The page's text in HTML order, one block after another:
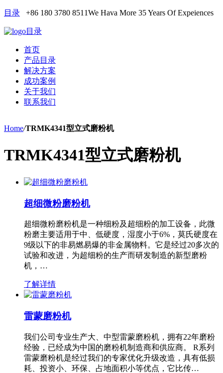
目录 +86 180 3780 8511We Hava More 35 Years Of Expeiences
目录
首页
产品目录
解决方案
成功案例
关于我们
联系我们
Home/TRMK4341型立式磨粉机
TRMK4341型立式磨粉机
超细微粉磨粉机
超细微粉磨粉机是一种细粉及超细粉的加工设备，此微
粉磨主要适用于中、低硬度，湿度小于6%，莫氏硬度在
9级以下的非易燃易爆的非金属物料。它是经过20多次的
试验和改进，为超细粉的生产而研发制造的新型磨粉
机，…
了解详情
雷蒙磨粉机
我们公司专业生产大、中型雷蒙磨粉机，拥有22年磨粉
经验，已经成为中国的磨粉机制造商和供应商。 R系列
雷蒙磨粉机是经过我们的专家优化升级改造，具有低损
耗、投资小、环保、占地面积小等优点，它比传…